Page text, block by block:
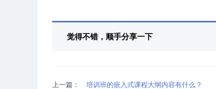
觉得不错，顺手分享一下
上一篇： 培训班的嵌入式课程大纲内容有什么？